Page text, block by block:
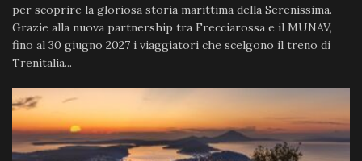
per scoprire la gloriosa storia marittima della Serenissima.
Grazie alla nuova partnership tra Frecciarossa e il MUNAV,
fino al 30 giugno 2027 i viaggiatori che scelgono il treno di
Trenitalia...